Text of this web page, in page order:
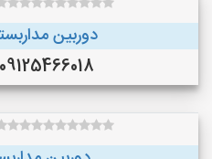
دوربین
09125466018 (کرمانشاه )